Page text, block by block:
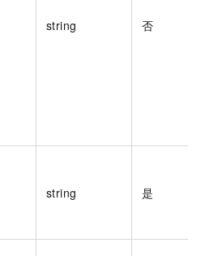
string 否
string 是